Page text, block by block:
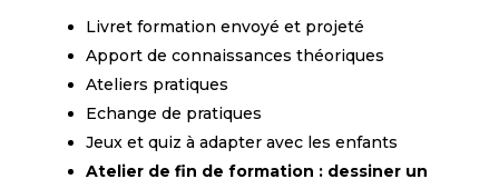
Livret formation envoyé et projeté
Apport de connaissances théoriques
Ateliers pratiques
Echange de pratiques
Jeux et quiz à adapter avec les enfants
Atelier de fin de formation : dessiner un